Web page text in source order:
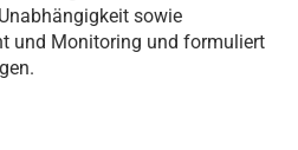
sowie
und Monitoring und formuliert